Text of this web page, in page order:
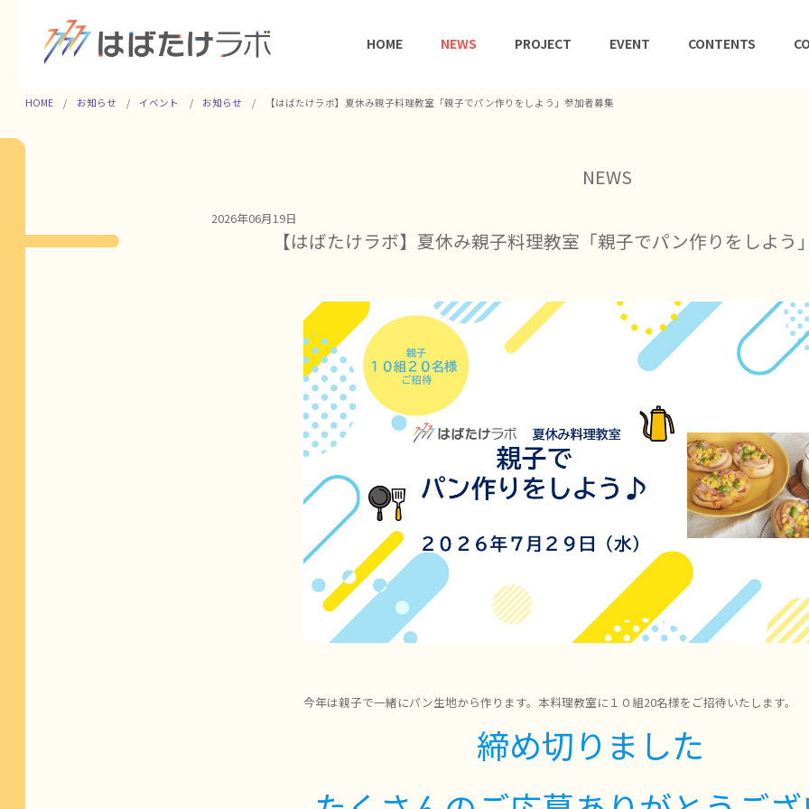
HOME NEWS PROJECT EVENT CONTENTS
HOME お知らせ イベント お知らせ 【はばたけラボ】夏休み親子料理教室「親子でパン作りをしよう」参加者募集
NEWS
2026年06月19日
【はばたけラボ】夏休み親子料理教室「親子でパン作りをし
今年は親子で一緒にパン生地から作ります。本料理教室に１０組20名様をご招待いたします。
締め切りました